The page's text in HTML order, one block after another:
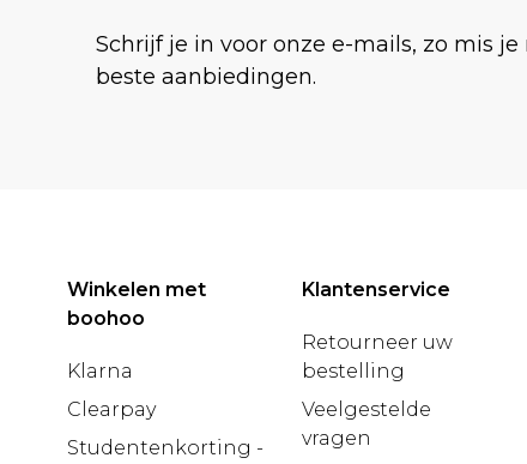
Schrijf je in voor onze e-mails, zo mis je
beste aanbiedingen.
Winkelen met
boohoo
Klarna
Clearpay
Studentenkorting -
Klantenservice
Retourneer uw
bestelling
Veelgestelde
vragen